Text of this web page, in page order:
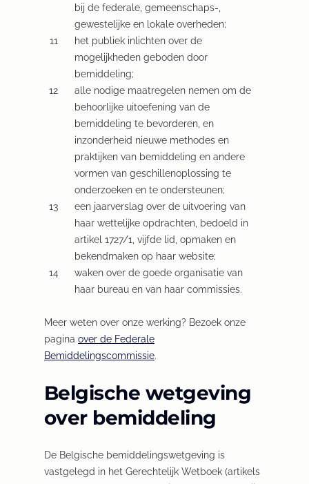
bij de federale, gemeenschaps-,
gewestelijke en lokale overheden;
het publiek inlichten over de
mogelijkheden geboden door
bemiddeling;
alle nodige maatregelen nemen om de
behoorlijke uitoefening van de
bemiddeling te bevorderen, en
inzonderheid nieuwe methodes en
praktijken van bemiddeling en andere
vormen van geschillenoplossing te
onderzoeken en te ondersteunen;
een jaarverslag over de uitvoering van
haar wettelijke opdrachten, bedoeld in
artikel 1727/1, vijfde lid, opmaken en
bekendmaken op haar website;
waken over de goede organisatie van
haar bureau en van haar commissies.
Meer weten over onze werking? Bezoek onze
pagina over de Federale
Bemiddelingscommissie.
Belgische wetgeving
over bemiddeling
De Belgische bemiddelingswetgeving is
vastgelegd in het Gerechtelijk Wetboek (artikels